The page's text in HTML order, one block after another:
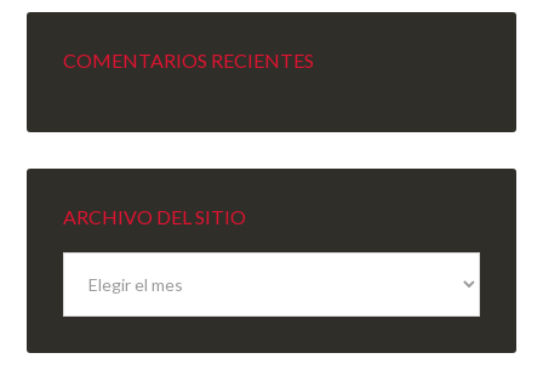
COMENTARIOS RECIENTES
ARCHIVO DEL SITIO
sitio